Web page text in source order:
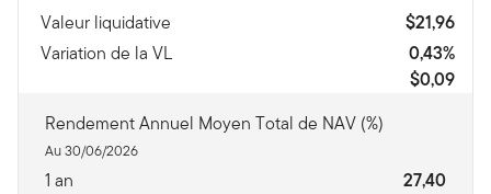
Valeur liquidative
$21,96
Variation de la VL
0,43%
$0,09
Rendement Annuel Moyen Total de NAV (%)
Au 30/06/2026
1 an
27,40